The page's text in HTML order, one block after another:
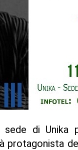
sede di Unika
protagonista